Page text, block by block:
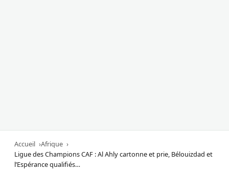
Accueil
Afrique
Ligue des Champions CAF : Al Ahly cartonne et prie, Bélouizdad et
l’Espérance qualifiés…